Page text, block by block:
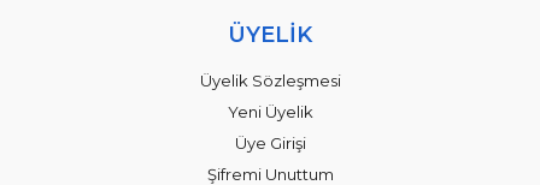
ÜYELİK
Üyelik Sözleşmesi
Yeni Üyelik
Üye Girişi
Şifremi Unuttum